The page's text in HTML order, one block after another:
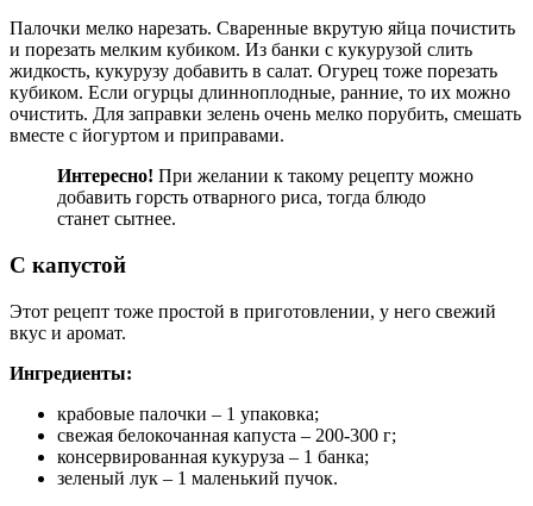
Палочки мелко нарезать. Сваренные вкрутую яйца почистить
и порезать мелким кубиком. Из банки с кукурузой слить
жидкость, кукурузу добавить в салат. Огурец тоже порезать
кубиком. Если огурцы длинноплодные, ранние, то их можно
очистить. Для заправки зелень очень мелко порубить, смешать
вместе с йогуртом и приправами.
Интересно! При желании к такому рецепту можно
добавить горсть отварного риса, тогда блюдо
станет сытнее.
С капустой
Этот рецепт тоже простой в приготовлении, у него свежий
вкус и аромат.
Ингредиенты:
крабовые палочки – 1 упаковка;
свежая белокочанная капуста – 200-300 г;
консервированная кукуруза – 1 банка;
зеленый лук – 1 маленький пучок.